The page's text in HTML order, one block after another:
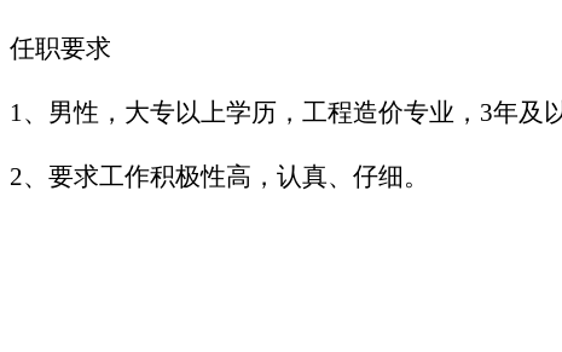
任职要求
1、男性，大专以上学历，工程造价专业，3年及
2、要求工作积极性高，认真、仔细。